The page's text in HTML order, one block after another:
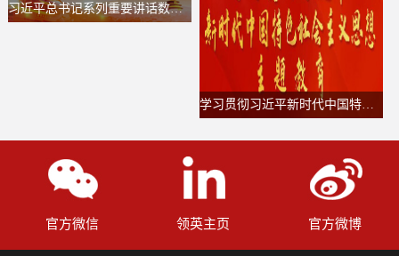
习近平总书记系列重要讲话数据库
学习贯彻习近平新时代中国特色社会主义思想主题教育
官方微信 领英主页 官方微博